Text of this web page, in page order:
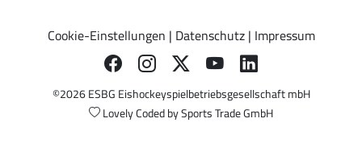
Cookie-Einstellungen | Datenschutz| Impressum
©2026 ESBG Eishockeyspielbetriebsgesellschaft mbH
Lovely Coded bySports Trade GmbH